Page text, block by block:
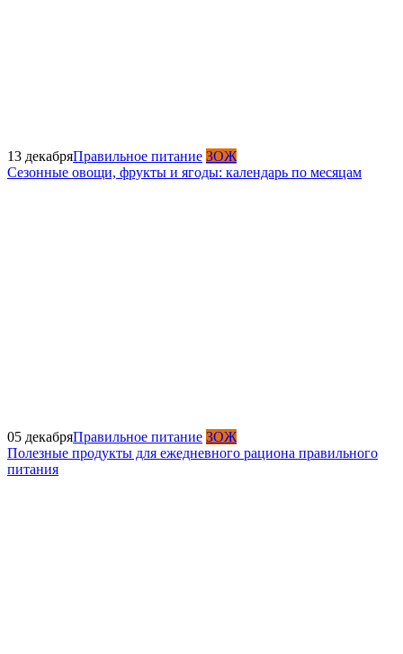
13 декабряПравильное питание ЗОЖ
Сезонные овощи, фрукты и ягоды: календарь по месяцам
05 декабряПравильное питание ЗОЖ
Полезные продукты для ежедневного рациона правильного
питания